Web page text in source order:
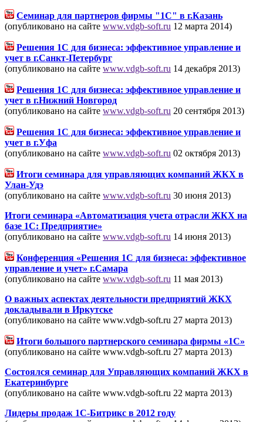
Семинар для партнеров фирмы "1С" в г.Казань
(опубликовано на сайте www.vdgb-soft.ru 12 марта 2014)
Решения 1С для бизнеса: эффективное управление и
учет в г.Санкт-Петербург
(опубликовано на сайте www.vdgb-soft.ru 14 декабря 2013)
Решения 1С для бизнеса: эффективное управление и
учет в г.Нижний Новгород
(опубликовано на сайте www.vdgb-soft.ru 20 сентября 2013)
Решения 1С для бизнеса: эффективное управление и
учет в г.Уфа
(опубликовано на сайте www.vdgb-soft.ru 02 октября 2013)
Итоги семинара для управляющих компаний ЖКХ в
Улан-Удэ
(опубликовано на сайте www.vdgb-soft.ru 30 июня 2013)
Итоги семинара «Автоматизация учета отрасли ЖКХ на
базе 1С: Предприятие»
(опубликовано на сайте www.vdgb-soft.ru 14 июня 2013)
Конференция «Решения 1С для бизнеса: эффективное
управление и учет» г.Самара
(опубликовано на сайте www.vdgb-soft.ru 11 мая 2013)
О важных аспектах деятельности предприятий ЖКХ
докладывали в Иркутске
(опубликовано на сайте www.vdgb-soft.ru 27 марта 2013)
Итоги большого партнерского семинара фирмы «1С»
(опубликовано на сайте www.vdgb-soft.ru 27 марта 2013)
Состоялся семинар для Управляющих компаний ЖКХ в
Екатеринбурге
(опубликовано на сайте www.vdgb-soft.ru 22 марта 2013)
Лидеры продаж 1С-Битрикс в 2012 году